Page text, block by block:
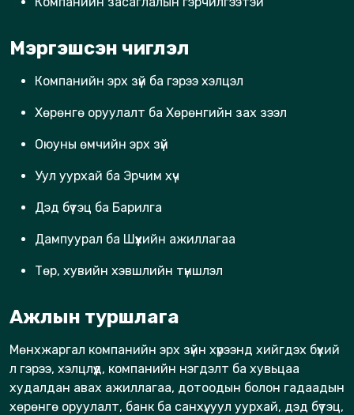
Мэргэшсэн чиглэл
Компанийн эрх зүй ба гэрээ хэлцэл
Хөрөнгө оруулалт ба Хөрөнгийн зах зээл
Оюуны өмчийн эрх зүй
Уул уурхай ба Эрчим хүч
Дэд бүтэц ба Барилга
Дампуурал ба Шүүхийн ажиллагаа
Төр, хувийн хэвшлийн түншлэл
Ажлын туршлага
Мөнхжаргал компанийн эрх зүйн хүрээнд хийгдэх бүхий
л гэрээ, хэлцлүүд, компанийн нэгдэлт ба хувьцаа
худалдан авах ажиллагаа, дотоодын болон гадаадын
хөрөнгө оруулалт, банк ба санхүү, уул уурхай, дэд бүтэц,